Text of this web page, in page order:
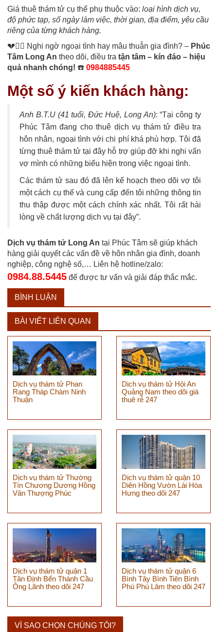
Giá thuê thám tử cụ thể phụ thuộc vào: loại hình dịch vụ,
độ phức tạp, số ngày làm việc, thời gian, địa điểm, yêu cầu
riêng của từng khách hàng.
💔🕵️‍♂️ Nghi ngờ ngoại tình hay mâu thuẫn gia đình? – Phúc
Tâm Long An theo dõi, điều tra tận tâm – kín đáo – hiệu
quả nhanh chóng! ☎️ 0984885445
Một số ý kiến khách hàng:
Anh B.T.U (41 tuổi, Đức Huệ, Long An): “Tại công ty
Phúc Tâm đang cho thuê dịch vụ thám tử điều tra
hôn nhân, ngoại tình với chi phí khá phù hợp. Tôi đã
từng thuê thám tử tại đây hỗ trợ giúp đỡ khi nghi vấn
vợ mình có những biểu hiện trong việc ngoại tình.
Các thám tử sau đó đã lên kế hoạch theo dõi vợ tôi
một cách cụ thể và cung cấp đến tôi những thông tin
thu thập được một cách chính xác nhất. Tôi rất hài
lòng về chất lượng dịch vụ tại đây”.
Dịch vụ thám tử Long An tại Phúc Tâm sẽ giúp khách
hàng giải quyết các vấn đề về hôn nhân gia đình, doanh
nghiệp, công nghệ số,… Liên hệ hotline/zalo:
0984.88.5445 để được tư vấn và giải đáp thắc mắc.
BÌNH LUẬN
BÀI VIẾT LIÊN QUAN
Dịch vụ thám tử Phan
Rang Tháp Chàm Ninh
Thuận
Dịch vụ thám tử Hội An
Quảng Nam theo dõi giá
thuê rẻ 247
Dịch vụ thám tử Thường
Tín Chương Dương Hồng
Vân Thượng Phúc
Dịch vụ thám tử quận 10
Diên Hồng Vườn Lài Hòa
Hưng theo dõi 247
Dịch vụ thám tử quận 1
Tân Định Bến Thành Cầu
Ông Lãnh theo dõi 247
Dịch vụ thám tử quận 6
Bình Tây Bình Tiên Bình
Phú Phú Lâm theo dõi 247
VÌ SAO CHỌN CHÚNG TÔI?